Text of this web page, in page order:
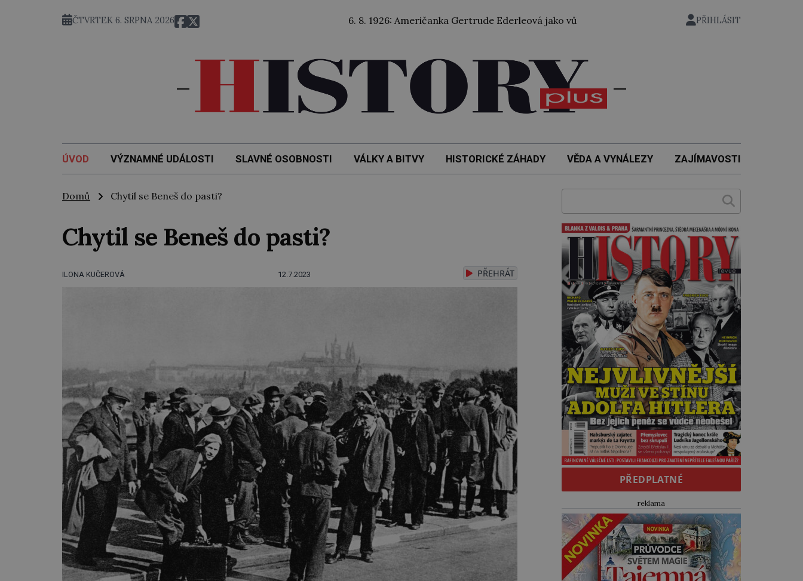
ČTVRTEK 6. SRPNA 2026 6. 8. 1926: Američanka Gertrude Ederleová jako vůbec první žena přeplavala kanál La Manche. Zabralo jí to
PŘIHLÁSIT
ÚVOD VÝZNAMNÉ UDÁLOSTI SLAVNÉ OSOBNOSTI VÁLKY A BITVY HISTORICKÉ ZÁHADY VĚDA A VYNÁLEZY ZAJÍMAVOSTI
Domů Chytil se Beneš do pasti?
Chytil se Beneš do pasti?
ILONA KUČEROVÁ 12.7.2023 PŘEHRÁT
PŘEDPLATNÉ
reklama